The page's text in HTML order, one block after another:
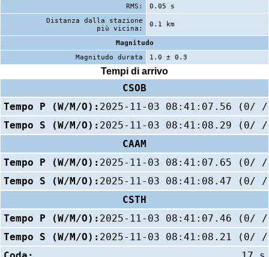
RMS:
0.05 s
Distanza dalla stazione
più vicina:
0.1 km
Magnitudo
Magnitudo durata
1.0 ± 0.3
Tempi di arrivo
CSOB
Tempo P (W/M/O): 2025-11-03 08:41:07.56 (0/
Tempo S (W/M/O): 2025-11-03 08:41:08.29 (0/
CAAM
Tempo P (W/M/O): 2025-11-03 08:41:07.65 (0/
Tempo S (W/M/O): 2025-11-03 08:41:08.47 (0/
CSTH
Tempo P (W/M/O): 2025-11-03 08:41:07.46 (0/
Tempo S (W/M/O): 2025-11-03 08:41:08.21 (0/